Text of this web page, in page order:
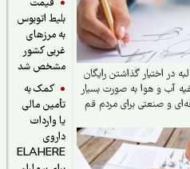
قیمت
بلیط اتوبوس
به مرزهای
غربی کشور
مشخص شد
کمک به
تأمین مالی
یا واردات
داروی
ELAHERE
گذاشتن رایگان
و هوا به‌ صورت بسیار
صنعتی برای مردم قم